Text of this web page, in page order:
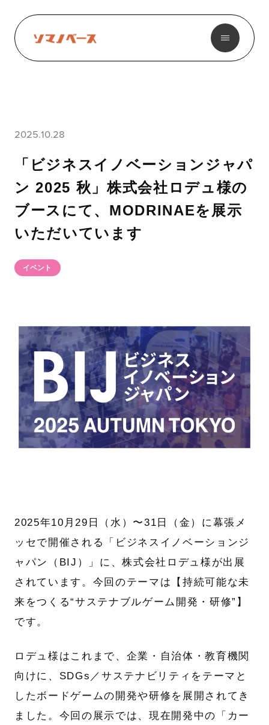
2025.10.28
「ビジネスイノベーションジャパ
ン 2025 秋」株式会社ロデュ様の
ブースにて、MODRINAEを展示
いただいています
イベント
2025年10月29日（水）〜31日（金）に幕張メ
ッセで開催される「ビジネスイノベーションジ
ャパン（BIJ）」に、株式会社ロデュ様が出展
されています。今回のテーマは【持続可能な未
来をつくる“サステナブルゲーム開発・研修”】
です。
ロデュ様はこれまで、企業・自治体・教育機関
向けに、SDGs／サステナビリティをテーマと
したボードゲームの開発や研修を展開されてき
ました。今回の展示では、現在開発中の「カー